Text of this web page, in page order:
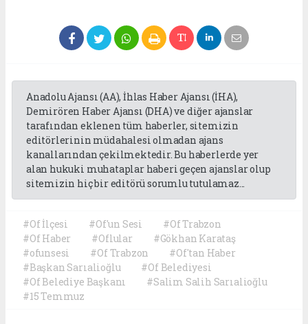
Anadolu Ajansı (AA), İhlas Haber Ajansı (İHA),
Demirören Haber Ajansı (DHA) ve diğer ajanslar
tarafından eklenen tüm haberler, sitemizin
editörlerinin müdahalesi olmadan ajans
kanallarından çekilmektedir. Bu haberlerde yer
alan hukuki muhataplar haberi geçen ajanslar olup
sitemizin hiç bir editörü sorumlu tutulamaz...
#Of İlçesi #Of'un Sesi
#Of Trabzon
#Of Haber
#Oflular
#Gökhan Karataş
#ofunsesi
#Of Trabzon
#Of'tan Haber
#Başkan Sarıalioğlu
#Of Belediyesi
#Of Belediye Başkanı
#Salim Salih Sarıalioğlu
#15 Temmuz